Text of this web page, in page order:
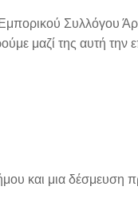
Συλλόγου
μαζί της αυτή
και μια δέσμευση